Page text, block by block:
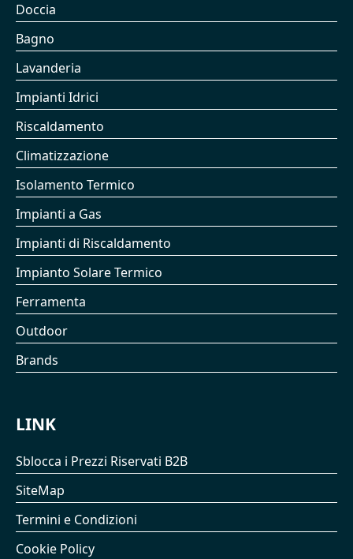
Doccia
Bagno
Lavanderia
Impianti Idrici
Riscaldamento
Climatizzazione
Isolamento Termico
Impianti a Gas
Impianti di Riscaldamento
Impianto Solare Termico
Ferramenta
Outdoor
Brands
LINK
Sblocca i Prezzi Riservati B2B
SiteMap
Termini e Condizioni
Cookie Policy